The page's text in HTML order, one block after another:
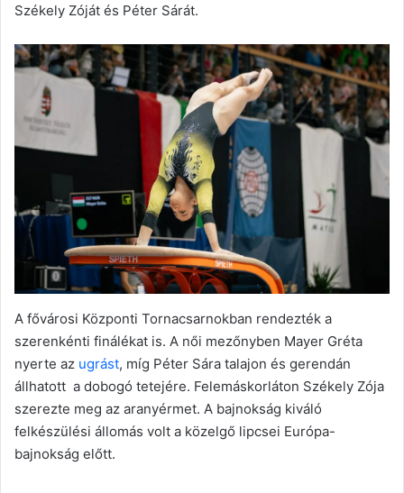
Székely Zóját és Péter Sárát.
A fővárosi Központi Tornacsarnokban rendezték a
szerenkénti finálékat is. A női mezőnyben Mayer Gréta
nyerte az ugrást, míg Péter Sára talajon és gerendán
állhatott a dobogó tetejére. Felemáskorláton Székely Zója
szerezte meg az aranyérmet. A bajnokság kiváló
felkészülési állomás volt a közelgő lipcsei Európa-
bajnokság előtt.